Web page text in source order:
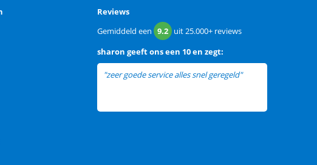
Reviews
Gemiddeld een 9.2 uit25.000+ reviews
sharon geeft ons een 10 en zegt:
"zeer goede service alles snel geregeld"